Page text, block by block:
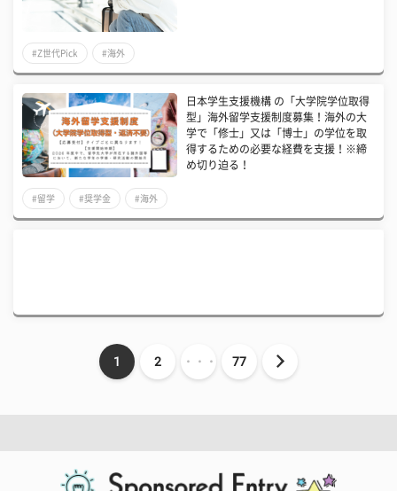
#Z世代Pick #海外
日本学生支援機構 の「大学院学位取得
型」海外留学支援制度募集！海外の大
学で「修士」又は「博士」の学位を取
得するための必要な経費を支援！※締
め切り迫る！
#留学 #奨学金 #海外
1 2 ・・・ 77